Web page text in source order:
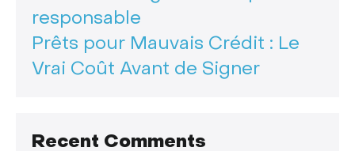
responsable
Prêts pour Mauvais Crédit : Le
Vrai Coût Avant de Signer
Recent Comments